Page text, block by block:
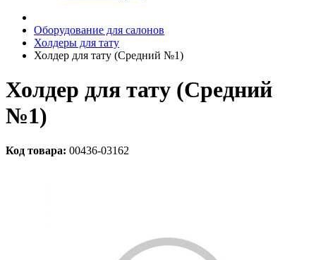
Оборудование для салонов
Холдеры для тату
Холдер для тату (Средний №1)
Холдер для тату (Средний
№1)
Код товара: 00436-03162